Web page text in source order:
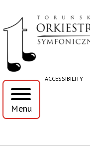
II
Violin
Festival
|
Toruńska
Skip
to
menu
Skip
to
content
Skip
to
search
Skip
to
footer
ACCESSIBILITY
Menu